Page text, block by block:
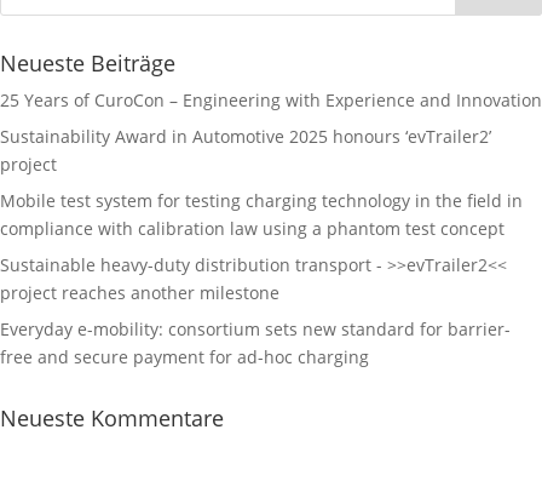
Neueste Beiträge
25 Years of CuroCon – Engineering with Experience and Innovation
Sustainability Award in Automotive 2025 honours ‘evTrailer2’
project
Mobile test system for testing charging technology in the field in
compliance with calibration law using a phantom test concept
Sustainable heavy-duty distribution transport - >>evTrailer2<<
project reaches another milestone
Everyday e-mobility: consortium sets new standard for barrier-
free and secure payment for ad-hoc charging
Neueste Kommentare